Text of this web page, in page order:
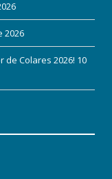
2026
de Colares 2026! 10